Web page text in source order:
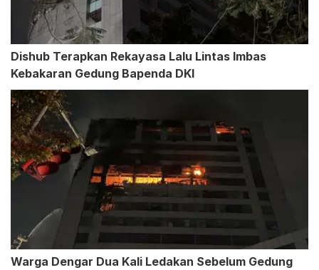
Dishub Terapkan Rekayasa Lalu Lintas Imbas
Kebakaran Gedung Bapenda DKI
Warga Dengar Dua Kali Ledakan Sebelum Gedung